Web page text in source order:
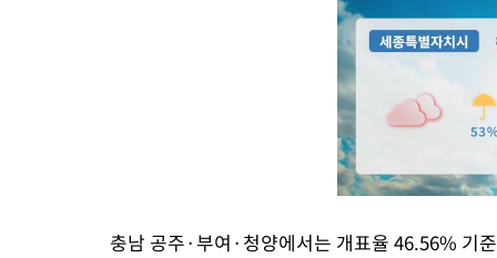
충남 공주·부여·청양에서는 개표율 46.56% 기